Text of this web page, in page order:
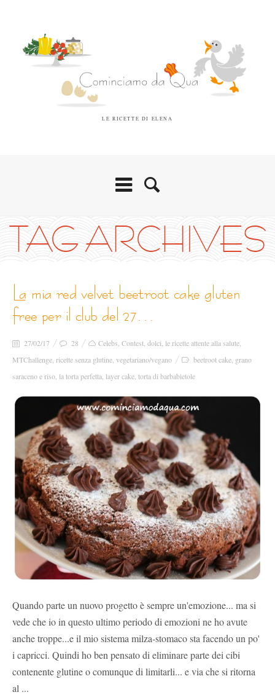
LE RICETTE DI ELENA
TAG ARCHIVES
la mia red velvet beetroot cake gluten
free per il club del 27…
27/02/17 28 Celebs Contest dolci le ricette attente alla salute
MTChallenge ricette senza glutine vegetariano/vegano beetroot cake grano
saraceno e riso la torta perfetta layer cake torta di barbabietole
Quando parte un nuovo progetto è sempre un'emozione... ma si
vede che io in questo ultimo periodo di emozioni ne ho avute
anche troppe...e il mio sistema milza-stomaco sta facendo un po'
i capricci. Quindi ho ben pensato di eliminare parte dei cibi
contenente glutine o comunque di limitarli... e via che si ritorna
al ...